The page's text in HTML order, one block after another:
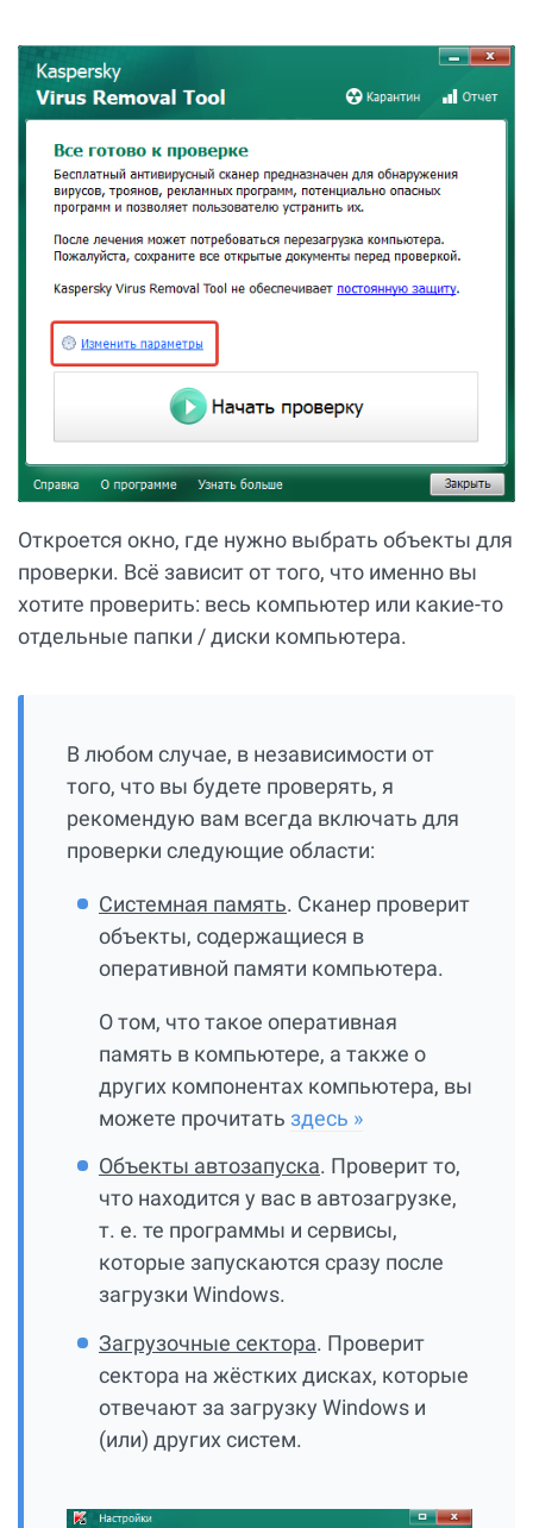
Откроется окно, где нужно выбрать объекты для
проверки. Всё зависит от того, что именно вы
хотите проверить: весь компьютер или какие-то
отдельные папки / диски компьютера.
В любом случае, в независимости от
того, что вы будете проверять, я
рекомендую вам всегда включать для
проверки следующие области:
Системная память. Сканер проверит
объекты, содержащиеся в
оперативной памяти компьютера.
О том, что такое оперативная
память в компьютере, а также о
других компонентах компьютера, вы
можете прочитать здесь »
Объекты автозапуска. Проверит то,
что находится у вас в автозагрузке,
т. е. те программы и сервисы,
которые запускаются сразу после
загрузки Windows.
Загрузочные сектора. Проверит
сектора на жёстких дисках, которые
отвечают за загрузку Windows и
(или) других систем.